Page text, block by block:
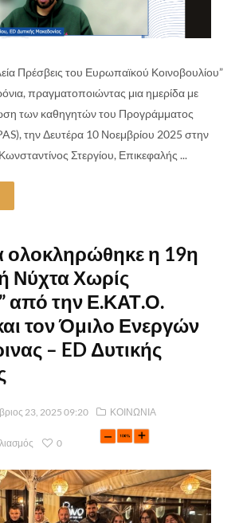
Πρέσβεις του Ευρωπαϊκού Κοινοβουλίου”
πραγματοποιώντας μια ημερίδα με
των καθηγητών του Προγράμματος
την Δευτέρα 10 Νοεμβρίου 2025 στην
Στεργίου, Επικεφαλής ...
ολοκληρώθηκε η 19η
Νύχτα Χωρίς
από την Ε.ΚΑΤ.Ο.
τον Όμιλο Ενεργών
– ED Δυτικής
23, 2025 09:20 ΚΟΙΝΩΝΙΑ
0